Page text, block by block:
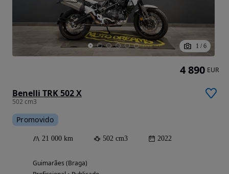
1 / 6
Benelli TRK 502 X
502 cm3
Promovido
21 000 km 502 cm3 2022
Guimarães (Braga)
4 890 EUR